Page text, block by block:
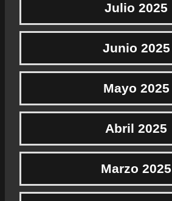
Julio 2025
Junio 2025
Mayo 2025
Abril 2025
Marzo 2025